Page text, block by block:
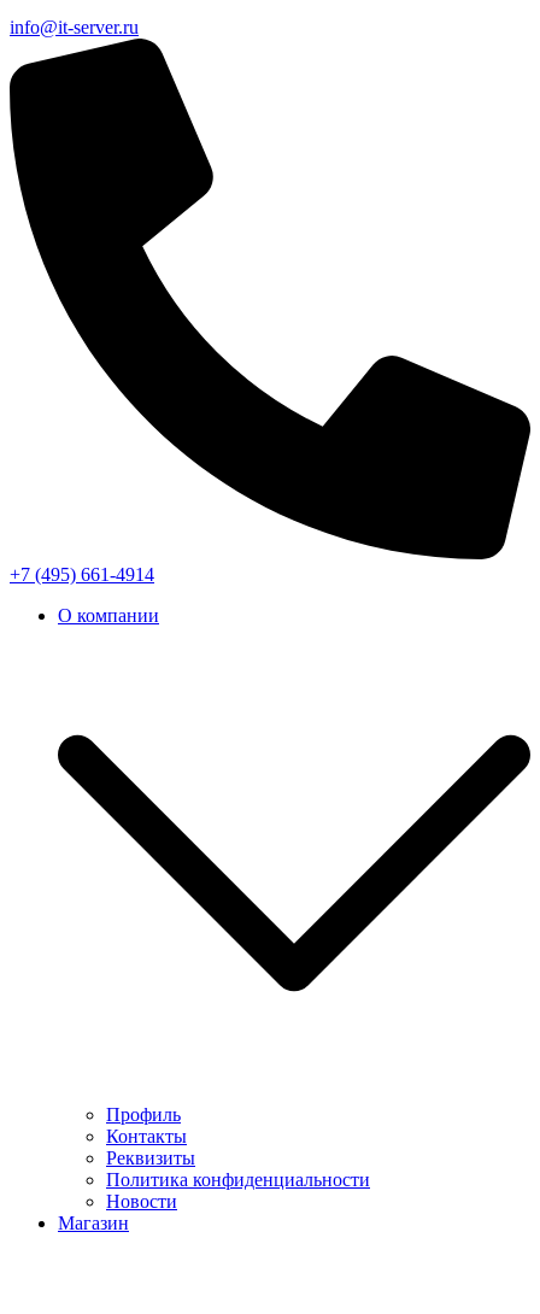
info@it-server.ru
+7 (495) 661-4914
О компании
Профиль
Контакты
Реквизиты
Политика конфиденциальности
Новости
Магазин